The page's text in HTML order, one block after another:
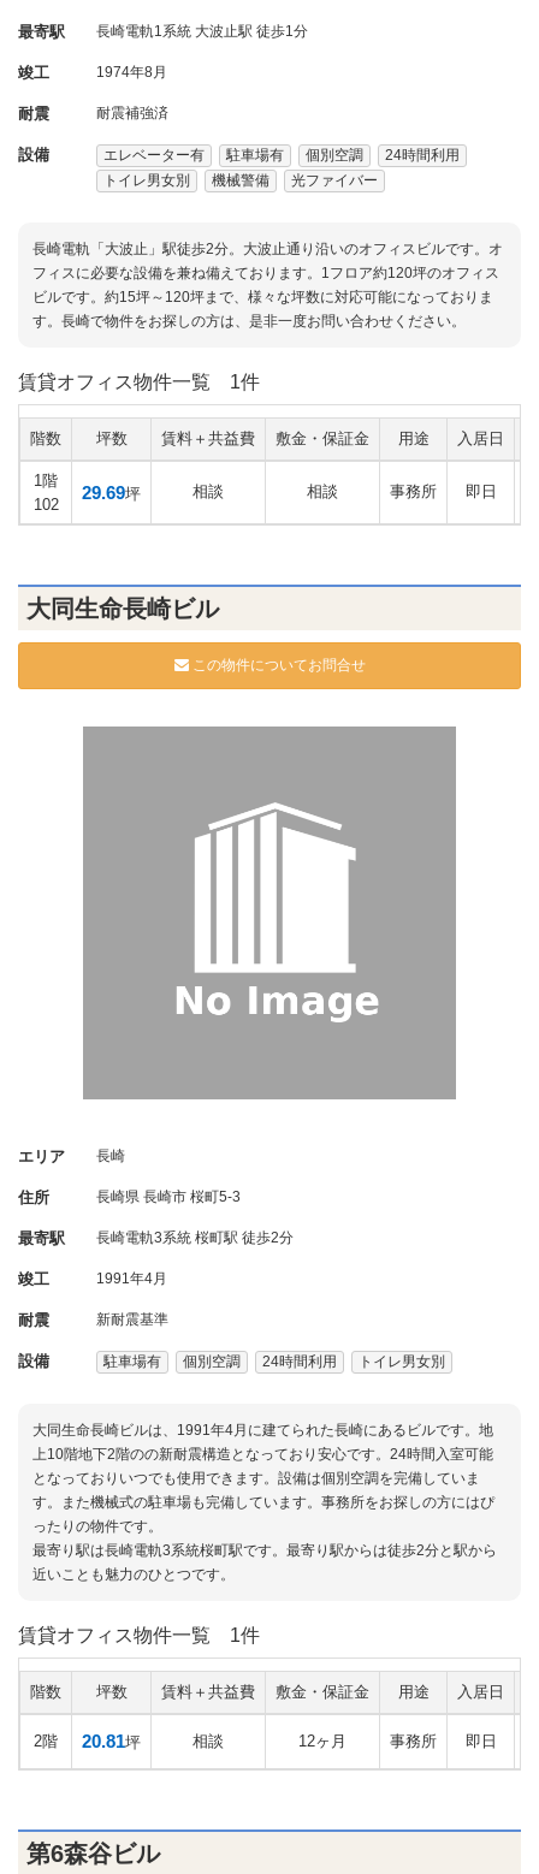
最寄駅 長崎電軌1系統 大波止駅 徒歩1分
竣工 1974年8月
耐震 耐震補強済
設備 エレベーター有 駐車場有 個別空調
24時間利用
トイレ男女別
機械警備 光ファイバー
長崎電軌「大波止」駅徒歩2分。大波止通り沿いのオフィスビルです。オ
フィスに必要な設備を兼ね備えております。1フロア約120坪のオフィス
ビルです。約15坪～120坪まで、様々な坪数に対応可能になっておりま
す。長崎で物件をお探しの方は、是非一度お問い合わせください。
賃貸オフィス物件一覧 1件
階数 坪数 賃料＋共益費 敷金・保証金 用途 入居日
1階
102
29.69坪 相談 相談 事務所 即日
大同生命長崎ビル
この物件についてお問合せ
エリア 長崎
住所 長崎県 長崎市 桜町5-3
最寄駅 長崎電軌3系統 桜町駅 徒歩2分
竣工 1991年4月
耐震 新耐震基準
設備 駐車場有 個別空調 24時間利用 トイレ男女別
大同生命長崎ビルは、1991年4月に建てられた長崎にあるビルです。地
上10階地下2階のの新耐震構造となっており安心です。24時間入室可能
となっておりいつでも使用できます。設備は個別空調を完備していま
す。また機械式の駐車場も完備しています。事務所をお探しの方にはぴ
ったりの物件です。
最寄り駅は長崎電軌3系統桜町駅です。最寄り駅からは徒歩2分と駅から
近いことも魅力のひとつです。
賃貸オフィス物件一覧 1件
階数 坪数 賃料＋共益費 敷金・保証金 用途 入居日
2階 20.81坪 相談 12ヶ月 事務所 即日
第6森谷ビル